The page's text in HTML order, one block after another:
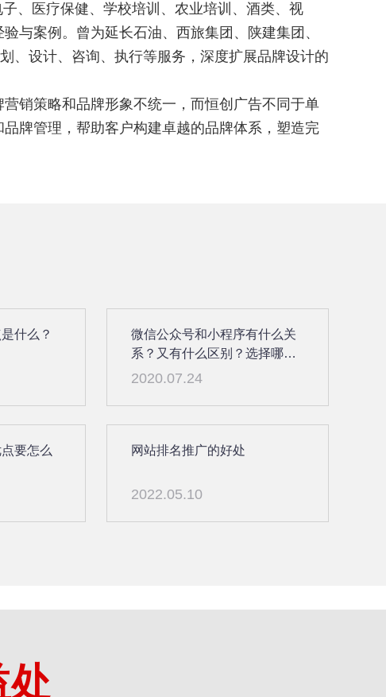
、医疗保健、学校培训、农业培训、酒类、视
与案例。曾为延长石油、西旅集团、陕建集团、
、设计、咨询、执行等服务，深度扩展品牌设计的
销策略和品牌形象不统一，而恒创广告不同于单
牌管理，帮助客户构建卓越的品牌体系，塑造完
什么？
微信公众号和小程序有什么关
系？又有什么区别？选择哪个
好？
2020.07.24
要怎么
网站排名推广的好处
2022.05.10
处